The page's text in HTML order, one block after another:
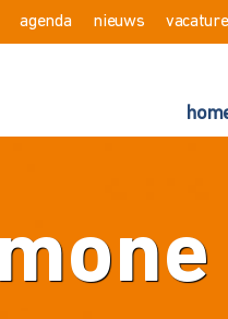
agenda nieuws